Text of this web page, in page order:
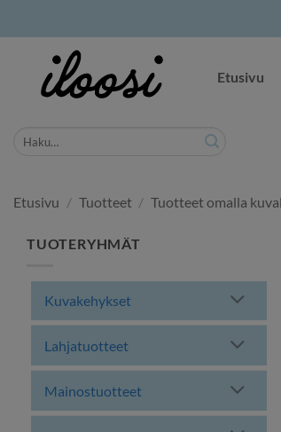
sisältöön
Etusivu
Etusivu / Tuotteet / Tuotteet omalla
TUOTERYHMÄT
Kuvakehykset
Lahjatuotteet
Mainostuotteet